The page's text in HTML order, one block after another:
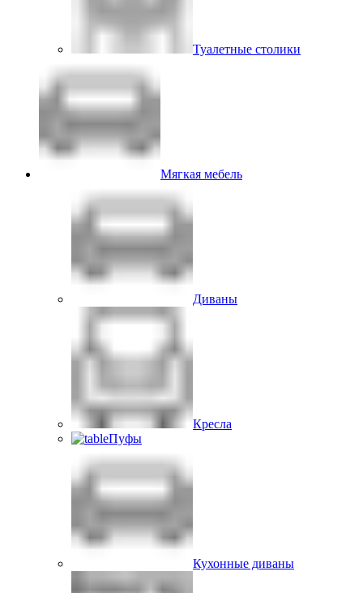
Туалетные столики
Мягкая мебель
Диваны
Кресла
Пуфы
Кухонные диваны